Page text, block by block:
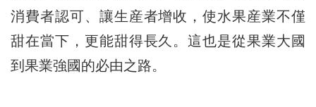
消費者認可、讓生産者增收，使水果産業不僅
甜在當下，更能甜得長久。這也是從果業大國
到果業強國的必由之路。